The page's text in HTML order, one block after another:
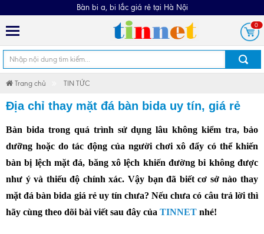
Bàn bi a, bi lắc giá rẻ tại Hà Nội
0
Trang chủ TIN TỨC
Địa chỉ thay mặt đá bàn bida uy tín, giá rẻ
Bàn bida trong quá trình sử dụng lâu không kiểm tra, bảo
dưỡng hoặc do tác động của người chơi xô đẩy có thể khiến
bàn bị lệch mặt đá, băng xô lệch khiến đường bi không được
như ý và thiếu độ chính xác. Vậy bạn đã biết cơ sở nào thay
mặt đá bàn bida giá rẻ uy tín chưa? Nếu chưa có câu trả lời thì
hãy cùng theo dõi bài viết sau đây của TINNET nhé!